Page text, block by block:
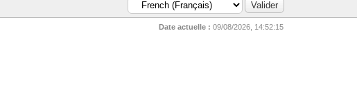
Date actuelle : 09/08/2026, 14:52:15